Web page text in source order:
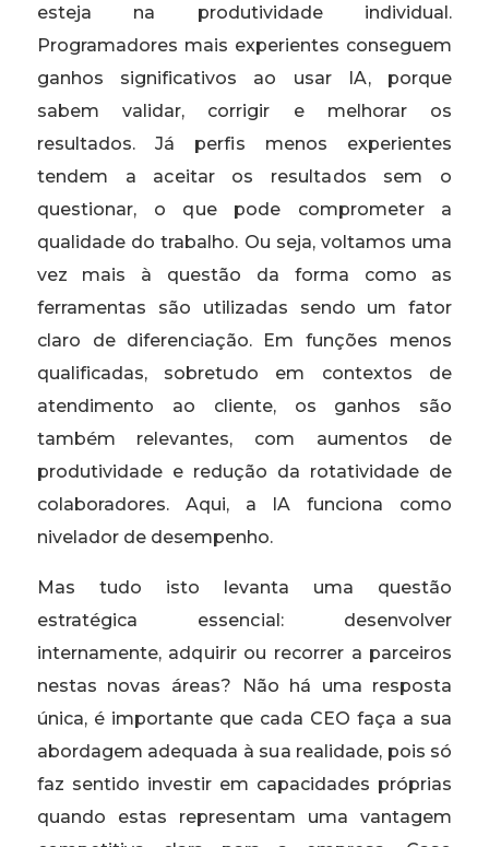
esteja na produtividade individual.
Programadores mais experientes conseguem
ganhos significativos ao usar IA, porque
sabem validar, corrigir e melhorar os
resultados. Já perfis menos experientes
tendem a aceitar os resultados sem o
questionar, o que pode comprometer a
qualidade do trabalho. Ou seja, voltamos uma
vez mais à questão da forma como as
ferramentas são utilizadas sendo um fator
claro de diferenciação. Em funções menos
qualificadas, sobretudo em contextos de
atendimento ao cliente, os ganhos são
também relevantes, com aumentos de
produtividade e redução da rotatividade de
colaboradores. Aqui, a IA funciona como
nivelador de desempenho.
Mas tudo isto levanta uma questão
estratégica essencial: desenvolver
internamente, adquirir ou recorrer a parceiros
nestas novas áreas? Não há uma resposta
única, é importante que cada CEO faça a sua
abordagem adequada à sua realidade, pois só
faz sentido investir em capacidades próprias
quando estas representam uma vantagem